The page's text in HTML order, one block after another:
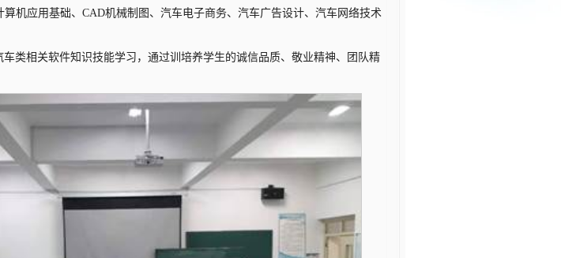
机应用基础、CAD机械制图、汽车电子商务、汽车广告设计、汽车网络技术
类相关软件知识技能学习，通过训培养学生的诚信品质、敬业精神、团队精